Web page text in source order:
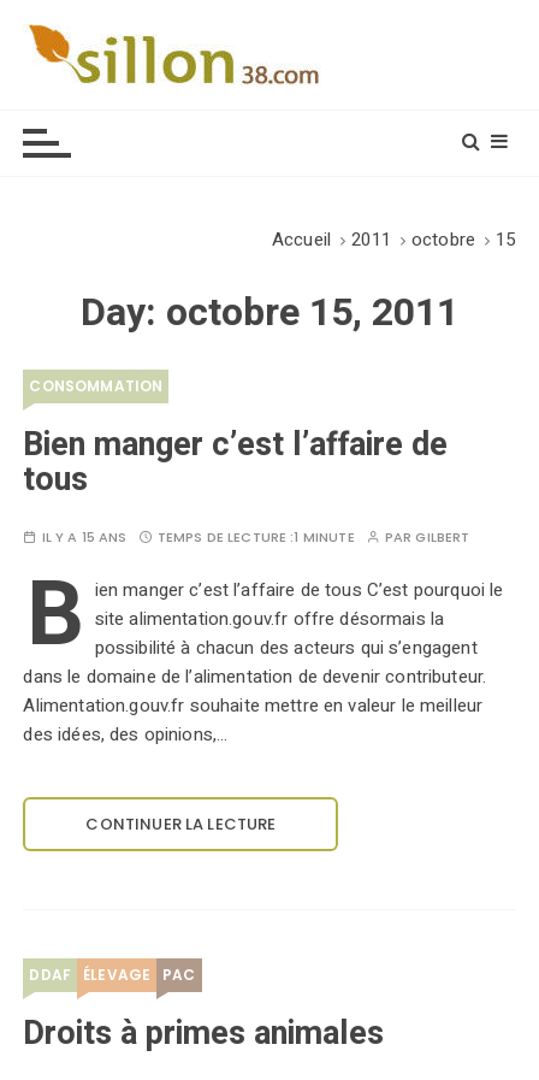
Accueil 2011 octobre 15
Day: octobre 15, 2011
CONSOMMATION
Bien manger c’est l’affaire de
tous
IL Y A 15 ANS TEMPS DE LECTURE :1 MINUTE PARGILBERT
B ien manger c’est l’affaire de tous C’est pourquoi le
site alimentation.gouv.fr offre désormais la
possibilité à chacun des acteurs qui s’engagent
dans le domaine de l’alimentation de devenir contributeur.
Alimentation.gouv.fr souhaite mettre en valeur le meilleur
des idées, des opinions,…
CONTINUER LA LECTURE
DDAF ÉLEVAGE PAC
Droits à primes animales